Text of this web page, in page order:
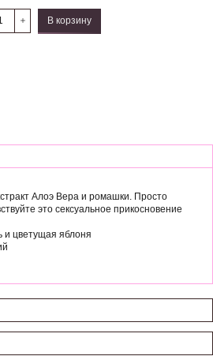
В корзину
Алоэ Вера и ромашки. Просто
это сексуальное прикосновение
и цветущая яблоня